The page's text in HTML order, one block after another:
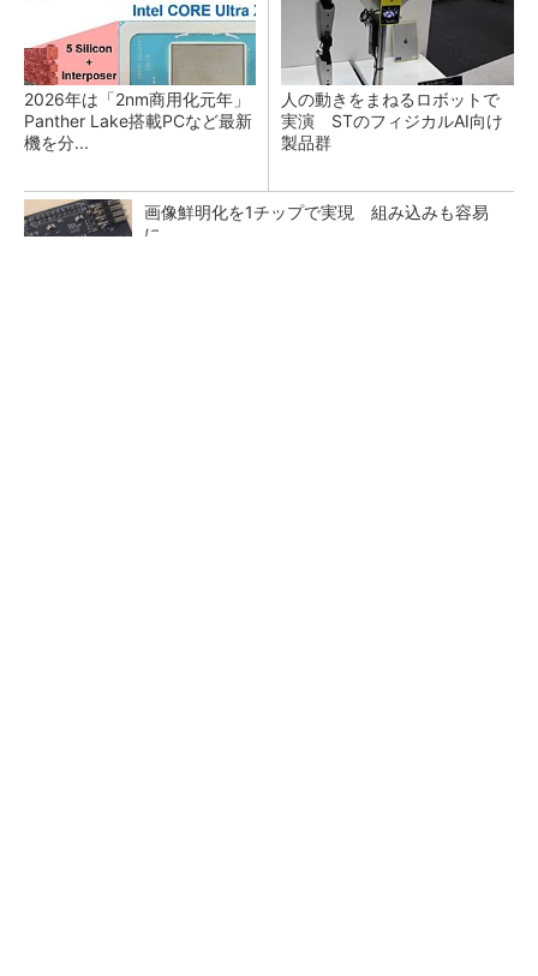
2026年は「2nm商用化元年」
Panther Lake搭載PCなど最新
機を分...
人の動きをまねるロボットで
実演 STのフィジカルAI向け
製品群
画像鮮明化を1チップで実現 組み込みも容易
に